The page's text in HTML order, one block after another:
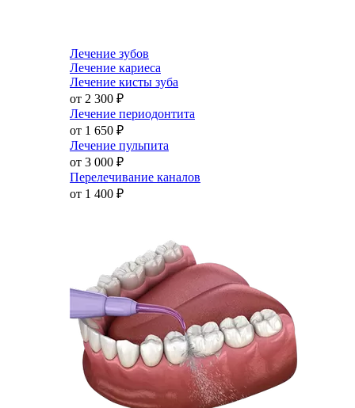
Лечение зубов
Лечение кариеса
Лечение кисты зуба
от 2 300 ₽
Лечение периодонтита
от 1 650 ₽
Лечение пульпита
от 3 000 ₽
Перелечивание каналов
от 1 400 ₽